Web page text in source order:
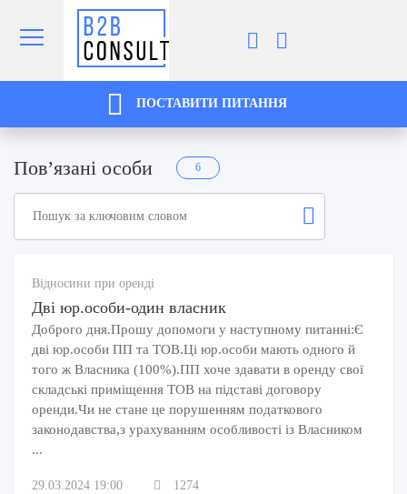
ПОСТАВИТИ ПИТАННЯ
Пов’язані особи 6
Відносини при оренді
Дві юр.особи-один власник
Доброго дня.Прошу допомоги у наступному питанні:Є
дві юр.особи ПП та ТОВ.Ці юр.особи мають одного й
того ж Власника (100%).ПП хоче здавати в оренду свої
складські приміщення ТОВ на підставі договору
оренди.Чи не стане це порушенням податкового
законодавства,з урахуванням особливості із Власником
...
29.03.2024 19:00 1274